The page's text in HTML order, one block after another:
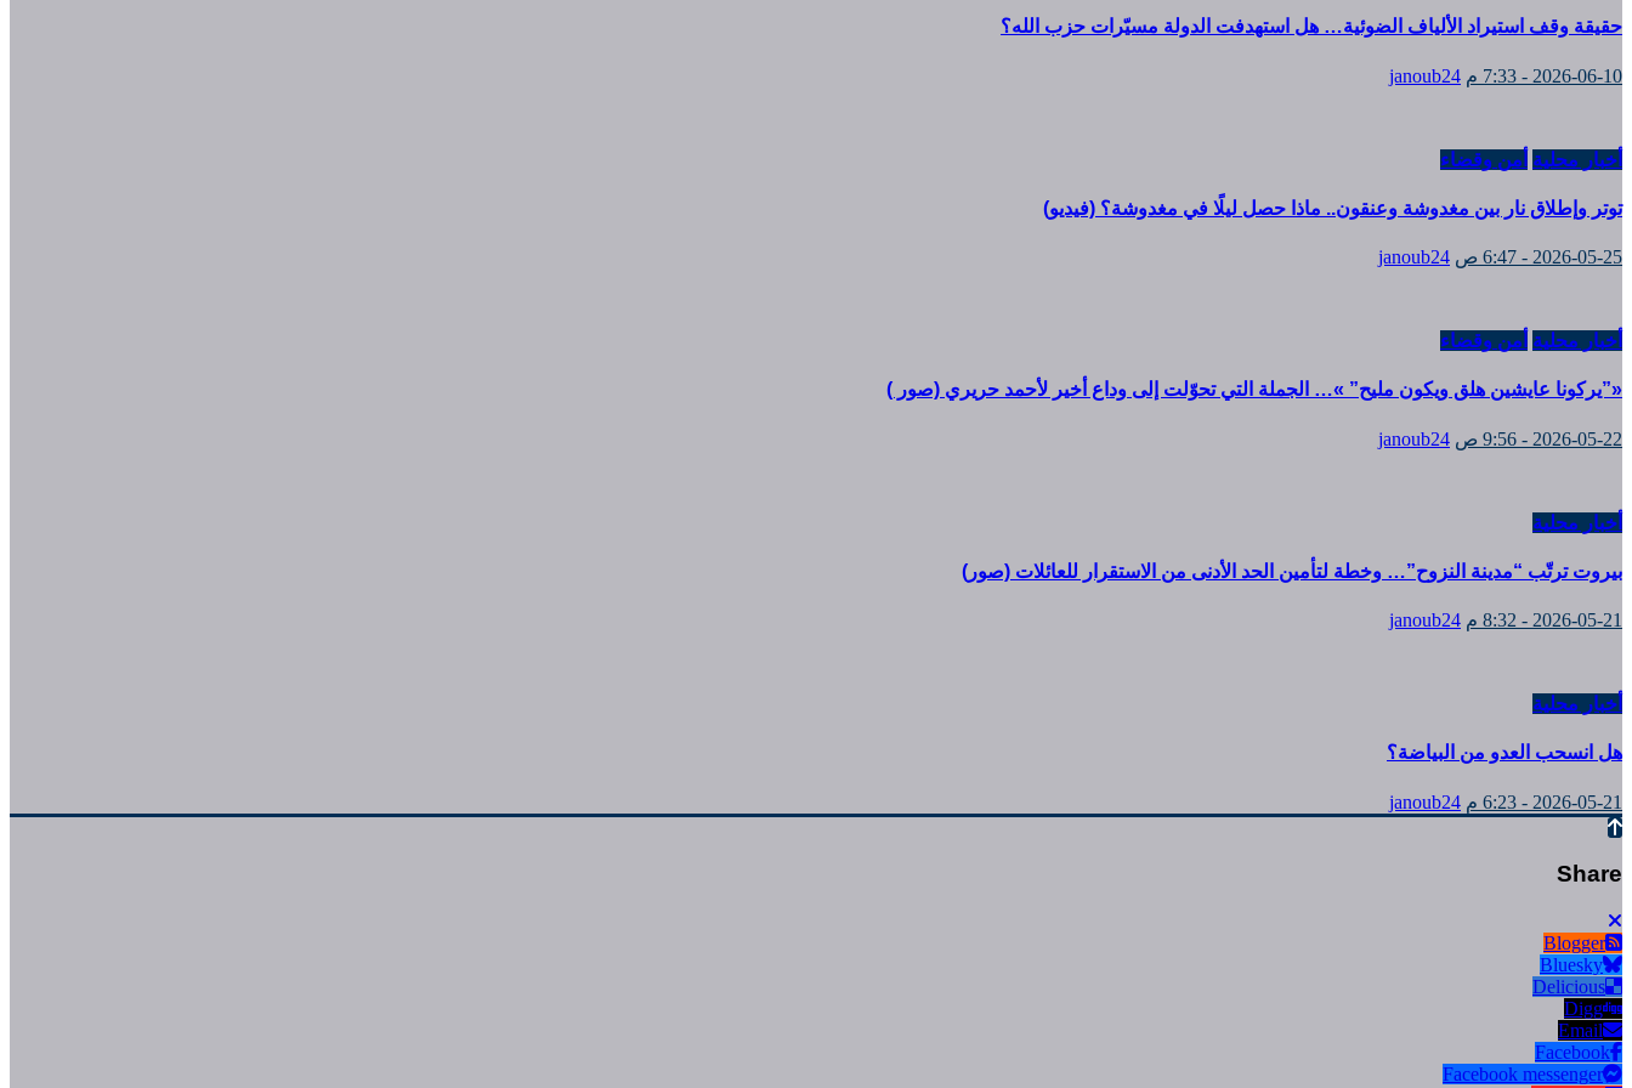
حقيقة وقف استيراد الألياف الضوئية… هل استهدفت الدولة مسيّرات حزب الله؟
2026-06-10 - 7:33 م janoub24
أخبار محلية أمن وقضاء
توتر وإطلاق نار بين مغدوشة وعنقون.. ماذا حصل ليلًا في مغدوشة؟ (فيديو)
2026-05-25 - 6:47 ص janoub24
أخبار محلية أمن وقضاء
«”يركونا عايشين هلق ويكون مليح” »… الجملة التي تحوّلت إلى وداع أخير لأحمد حريري (صور )
2026-05-22 - 9:56 ص janoub24
أخبار محلية
بيروت ترتّب “مدينة النزوح”… وخطة لتأمين الحد الأدنى من الاستقرار للعائلات (صور)
2026-05-21 - 8:32 م janoub24
أخبار محلية
هل انسحب العدو من البياضة؟
2026-05-21 - 6:23 م janoub24
Share
Blogger
Bluesky
Delicious
Digg
Email
Facebook
Facebook messenger